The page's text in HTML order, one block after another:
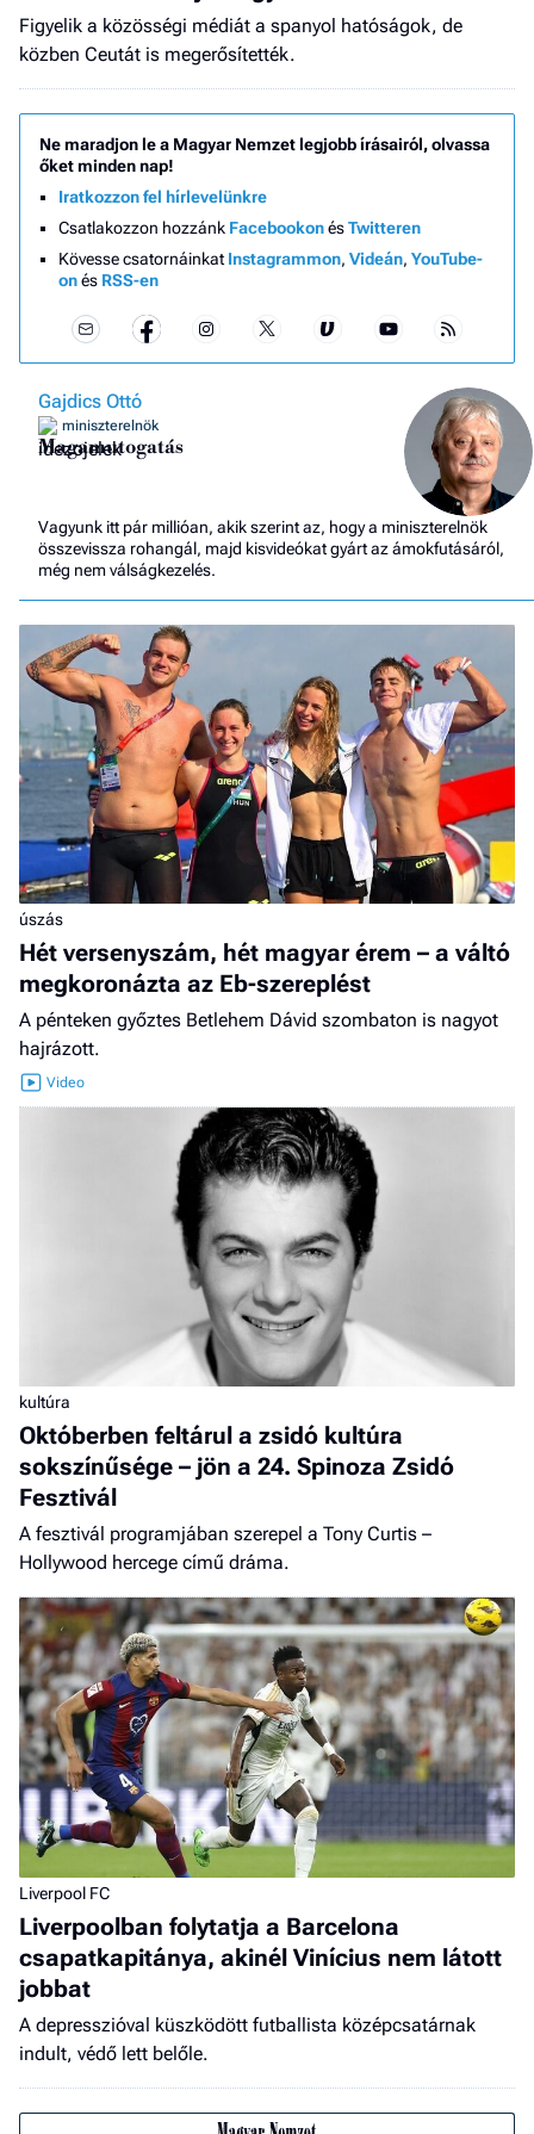
Figyelik a közösségi médiát a spanyol hatóságok, de
közben Ceutát is megerősítették.
Ne maradjon le a Magyar Nemzet legjobb írásairól, olvassa
őket minden nap!
Iratkozzon fel hírlevelünkre
Csatlakozzon hozzánk FacebookonésTwitteren
Kövesse csatornáinkat Instagrammon, Videán, YouTube-
onés RSS-en
Gajdics Ottó
miniszterelnök
Magamutogatás
Vagyunk itt pár millióan, akik szerint az, hogy a miniszterelnök
összevissza rohangál, majd kisvideókat gyárt az ámokfutásáról,
még nem válságkezelés.
úszás
Hét versenyszám, hét magyar érem – a váltó
megkoronázta az Eb-szereplést
A pénteken győztes Betlehem Dávid szombaton is nagyot
hajrázott.
kultúra
Októberben feltárul a zsidó kultúra
sokszínűsége – jön a 24. Spinoza Zsidó
Fesztivál
A fesztivál programjában szerepel a Tony Curtis –
Hollywood hercege című dráma.
Liverpool FC
Liverpoolban folytatja a Barcelona
csapatkapitánya, akinél Vinícius nem látott
jobbat
A depresszióval küszködött futballista középcsatárnak
indult, védő lett belőle.